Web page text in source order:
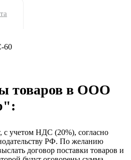
60
товаров в ООО
с учетом НДС (20%), согласно
РФ. По желанию
договор поставки товаров и